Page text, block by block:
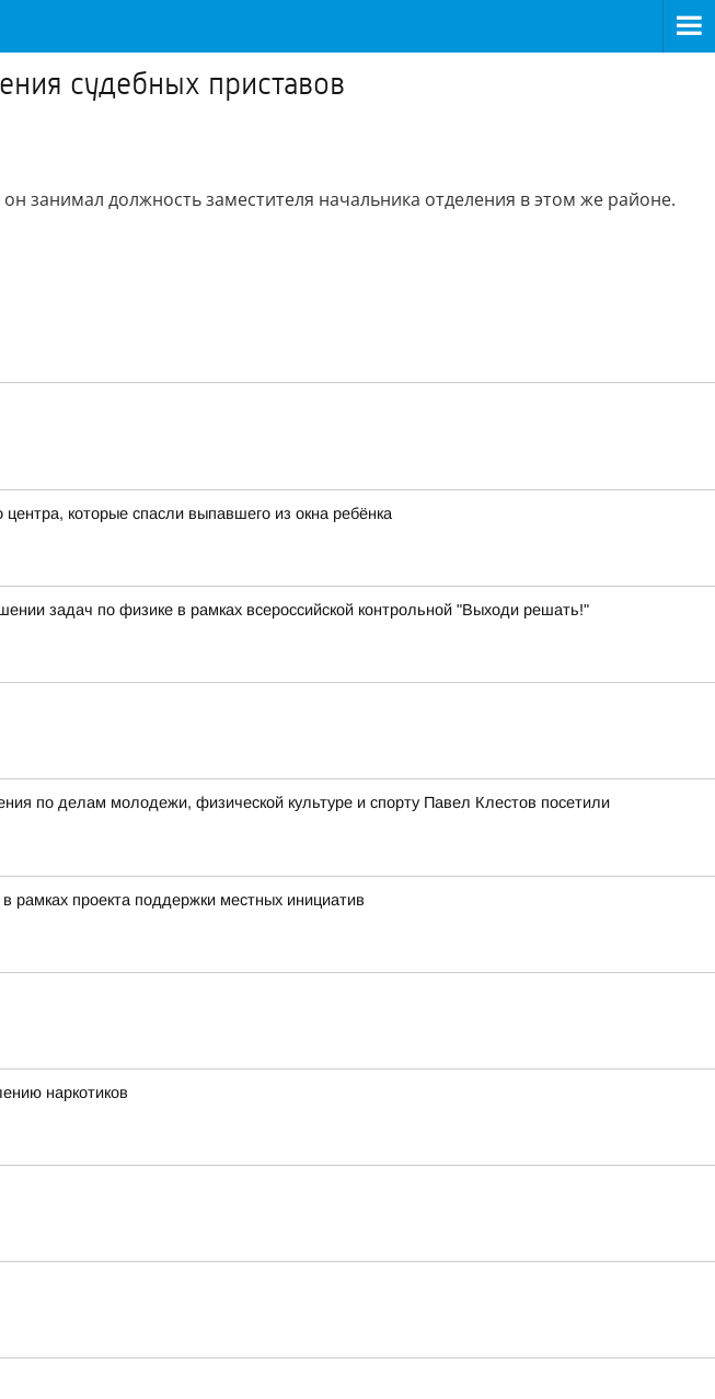
судебных приставов
занимал должность заместителя начальника отделения в этом же районе.
которые спасли выпавшего из окна ребёнка
задач по физике в рамках всероссийской контрольной "Выходи решать!"
по делам молодежи, физической культуре и спорту Павел Клестов посетили
рамках проекта поддержки местных инициатив
наркотиков